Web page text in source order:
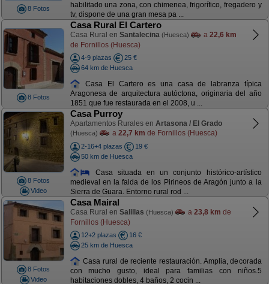
8 Fotos
habilitado una zona, con chimenea, frigorífico, fregadero y
tv, dispone de una gran mesa pa ...
8 Fotos
Casa Rural El Cartero
Casa Rural en Santalecina (Huesca) a 22,6 km
de Fornillos (Huesca)
4-9 plazas
25 €
64 km de Huesca
Casa El Cartero es una casa de labranza típica
Aragonesa de arquitectura autóctona, originaria del año
1851 que fue restaurada en el 2008, u ...
8 Fotos
Video
Casa Purroy
Apartamentos Rurales en Artasona / El Grado
(Huesca) a 22,7 km de Fornillos (Huesca)
2-16+4 plazas
19 €
50 km de Huesca
Casa situada en un conjunto histórico-artístico
medieval en la falda de los Pirineos de Aragón junto a la
Sierra de Guara. Entorno rural rod ...
8 Fotos
Video
Casa Mairal
Casa Rural en Salillas (Huesca) a 23,8 km de
Fornillos (Huesca)
12+2 plazas
16 €
25 km de Huesca
Casa rural de reciente restauración. Amplia, decorada
con mucho gusto, ideal para familias con niños.5
habitaciones dobles, 4 baños, 2 cocin ...